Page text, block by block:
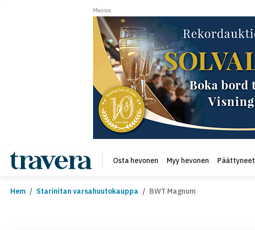
Mainos
Osta hevonen Myy hevonen Päättyneet
Hem / Starinitan varsahuutokauppa / BWT Magnum